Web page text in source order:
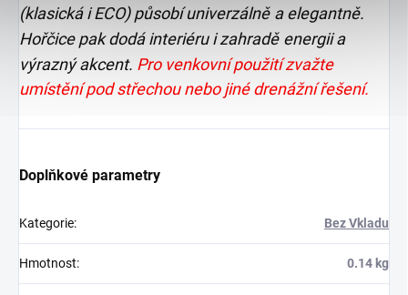
(klasická i ECO) působí univerzálně a elegantně.
Hořčice pak dodá interiéru i zahradě energii a
výrazný akcent. Pro venkovní použití zvažte
umístění pod střechou nebo jiné drenážní řešení.
Doplňkové parametry
Kategorie: Bez Vkladu
Hmotnost: 0.14 kg